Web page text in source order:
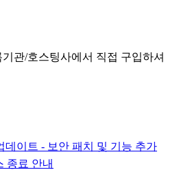
관/호스팅사에서 직접 구입하셔
데이트 - 보안 패치 및 기능 추가
종료 안내